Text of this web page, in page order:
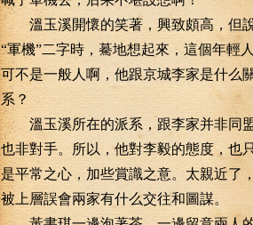
溫玉溪開懷的笑著，興致頗高，但
“軍機”二字時，驀地想起來，這個年輕人
可不是一般人啊，他跟京城李家是什么
系？
溫玉溪所在的派系，跟李家并非同盟
也非對手。所以，他對李毅的態度，也
是平常之心，加些賞識之意。太親近了
被上層誤會兩家有什么交往和圖謀。